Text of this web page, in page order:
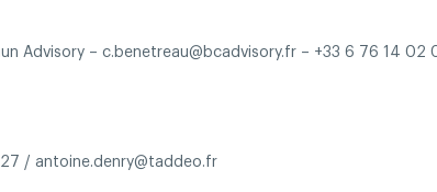
Advisory – c.benetreau@bcadvisory.fr – +33 6 76 14 02
/ antoine.denry@taddeo.fr